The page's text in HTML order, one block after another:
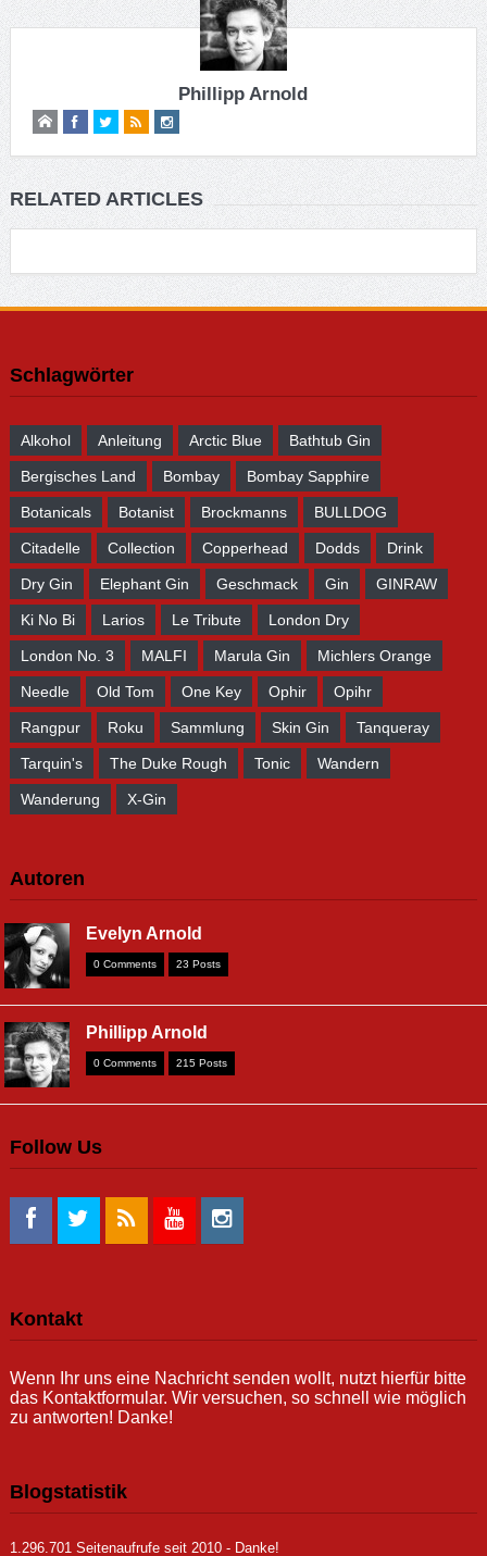
Phillipp Arnold
RELATED ARTICLES
Schlagwörter
Alkohol Anleitung Arctic Blue Bathtub Gin
Bergisches Land Bombay Bombay Sapphire
Botanicals Botanist Brockmanns BULLDOG
Citadelle Collection Copperhead Dodds Drink
Dry Gin Elephant Gin Geschmack Gin GINRAW
Ki No Bi Larios Le Tribute London Dry
London No. 3 MALFI Marula Gin Michlers Orange
Needle Old Tom One Key Ophir Opihr
Rangpur Roku Sammlung Skin Gin Tanqueray
Tarquin's The Duke Rough Tonic Wandern
Wanderung X-Gin
Autoren
Evelyn Arnold
0 Comments 23 Posts
Phillipp Arnold
0 Comments 215 Posts
Follow Us
Kontakt
Wenn Ihr uns eine Nachricht senden wollt, nutzt hierfür bitte
das Kontaktformular. Wir versuchen, so schnell wie möglich
zu antworten! Danke!
Blogstatistik
1.296.701 Seitenaufrufe seit 2010 - Danke!